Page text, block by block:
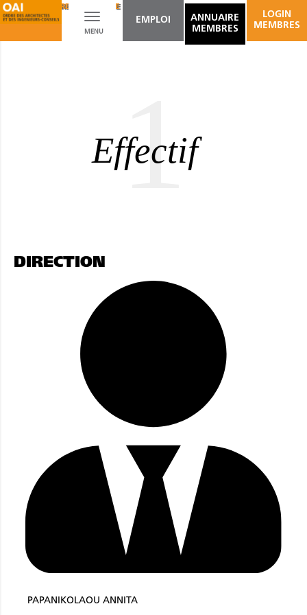
Toggle
navigation
MENU
EMPLOI
ANNUAIRE
MEMBRES
LOGIN
MEMBRES
ARCHITECTURE DU PAYSAGE
1
Effectif
DIRECTION
PAPANIKOLAOU ANNITA